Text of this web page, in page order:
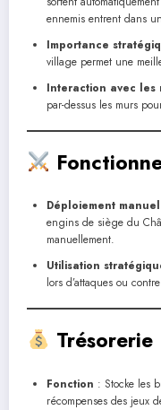
ennemis entrent dans
Importance
village permet une
Interaction avec les
par-dessus les murs
Déploiement manuel
engins de siège du
manuellement.
Utilisation
lors d’attaques ou
Trésorerie
Fonction : Stocke les
récompenses des jeux